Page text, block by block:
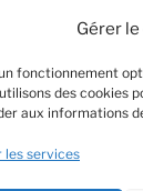
Gérer
fonctionnement
des cookies
aux informations
les services
et gérée
Lozère.